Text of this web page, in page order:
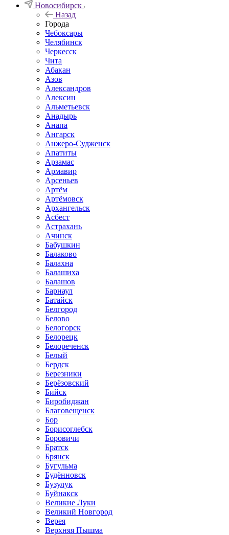
Новосибирск
Назад
Города
Чебоксары
Челябинск
Черкесск
Чита
Абакан
Азов
Александров
Алексин
Альметьевск
Анадырь
Анапа
Ангарск
Анжеро-Судженск
Апатиты
Арзамас
Армавир
Арсеньев
Артём
Артёмовск
Архангельск
Асбест
Астрахань
Ачинск
Бабушкин
Балаково
Балахна
Балашиха
Балашов
Барнаул
Батайск
Белгород
Белово
Белогорск
Белорецк
Белореченск
Белый
Бердск
Березники
Берёзовский
Бийск
Биробиджан
Благовещенск
Бор
Борисоглебск
Боровичи
Братск
Брянск
Бугульма
Будённовск
Бузулук
Буйнакск
Великие Луки
Великий Новгород
Верея
Верхняя Пышма